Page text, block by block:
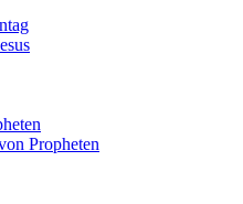
Propheten